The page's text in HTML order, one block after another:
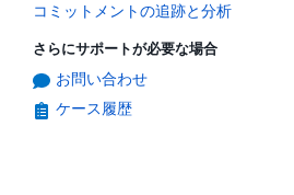
コミットメントの追跡と分析
さらにサポートが必要な場合
お問い合わせ
ケース履歴